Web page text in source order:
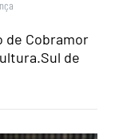
de Cobramor
de